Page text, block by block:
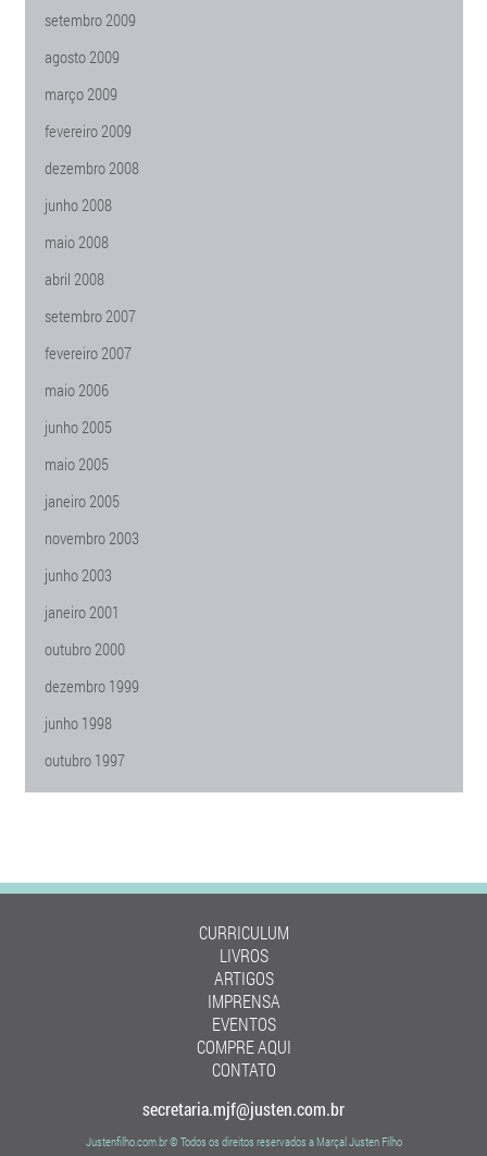
setembro 2009
agosto 2009
março 2009
fevereiro 2009
dezembro 2008
junho 2008
maio 2008
abril 2008
setembro 2007
fevereiro 2007
maio 2006
junho 2005
maio 2005
janeiro 2005
novembro 2003
junho 2003
janeiro 2001
outubro 2000
dezembro 1999
junho 1998
outubro 1997
CURRICULUM
LIVROS
ARTIGOS
IMPRENSA
EVENTOS
COMPRE AQUI
CONTATO
secretaria.mjf@justen.com.br
Justenfilho.com.br © Todos os direitos reservados a Marçal Justen Filho